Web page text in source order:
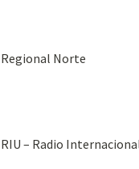
Regional Norte
RIU – Radio